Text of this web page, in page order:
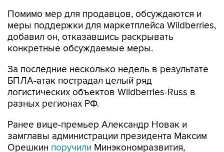
Помимо мер для продавцов, обсуждаются и
меры поддержки для маркетплейса Wildberries,
добавил он, отказавшись раскрывать
конкретные обсуждаемые меры.
За последние несколько недель в результате
БПЛА-атак пострадал целый ряд
логистических объектов Wildberries-Russ в
разных регионах РФ.
Ранее вице-премьер Александр Новак и
замглавы администрации президента Максим
Орешкин поручили Минэкономразвития,